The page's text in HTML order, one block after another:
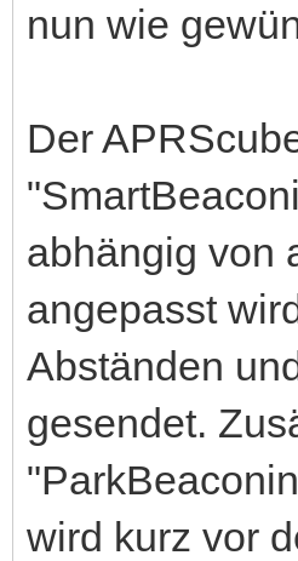
nun wie
Der
abhängig von
angepasst
Abständen
gesendet.
wird kurz vor